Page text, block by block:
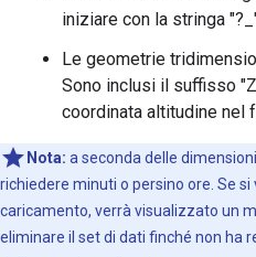
iniziare con la stringa
Le geometrie
Sono inclusi il suffisso
coordinata altitudine nel
Nota: a seconda delle
richiedere minuti o persino ore. Se
caricamento, verrà visualizzato un
eliminare il set di dati finché non ha